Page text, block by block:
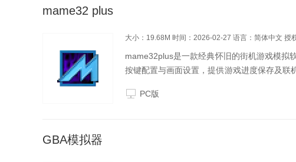
mame32 plus
大小：19.68M 时间：2026-02-27 语言：简体中文 授
mame32plus是一款经典怀旧的街机游戏模拟
按键配置与画面设置，提供游戏进度保存及
来了解mame32plus的功能及使用方法。
PC版
GBA模拟器